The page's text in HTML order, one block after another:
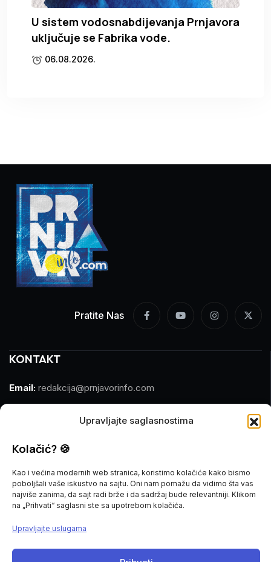
Upravljajte saglasnostima
Kolačić? 🍪
Kao i većina modernih web stranica, koristimo kolačiće kako bismo
poboljšali vaše iskustvo na sajtu. Oni nam pomažu da vidimo šta vas
najviše zanima, da sajt radi brže i da sadržaj bude relevantniji. Klikom
na „Prihvati“ saglasni ste sa upotrebom kolačića.
Upravljajte uslugama
U sistem vodosnabdijevanja Prnjavora
uključuje se Fabrika vode.
06.08.2026.
Pratite Nas
KONTAKT
Email: redakcija@prnjavorinfo.com
MARKETING
Email: marketing@prnjavorinfo.com
Telefon:(+387)065 955 355
POŠALJI VIJEST
Imate vijest za nas? Javite nam se na